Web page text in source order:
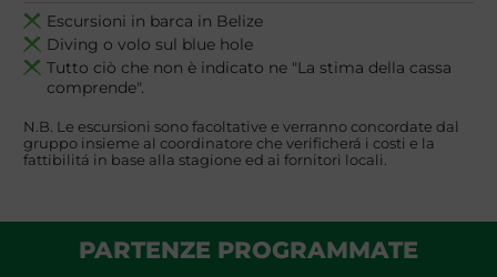
Escursioni in barca in Belize
Diving o volo sul blue hole
Tutto ciò che non è indicato ne "La stima della cassa
comprende".
N.B. Le escursioni sono facoltative e verranno concordate dal
gruppo insieme al coordinatore che verificherá i costi e la
fattibilitá in base alla stagione ed ai fornitori locali.
PARTENZE PROGRAMMATE